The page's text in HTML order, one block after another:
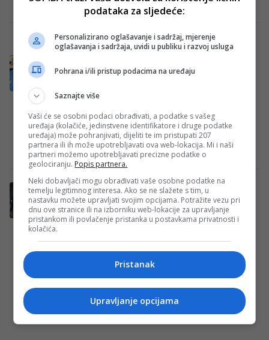
igrača spakovala kofere!
Loš ulazak u proljetni dio sezone natjerao
poteze u svlačionici. Nakon prvenstvenih
poraza od…
Redakcija Sop 19/02/2026
Spremaju se velike promjene u igračkom
kadru FK Željezničar
Prema informacijama koje donosi Klix.ba,
FK Željezničar nakon što je na stadionu
Grbavica održan…
Redakcija Sop·18/02/2026
podataka za sljedeće:
Personalizirano oglašavanje i sadržaj, mjerenje
oglašavanja i sadržaja, uvidi u publiku i razvoj usluga
Pohrana i/ili pristup podacima na uređaju
Saznajte više
Vaši će se osobni podaci obrađivati, a podatke s vašeg
uređaja (kolačiće, jedinstvene identifikatore i druge podatke
uređaja) može pohranjivati, dijeliti te im pristupati 207
partnera ili ih može upotrebljavati ova web-lokacija. Mi i naši
partneri možemo upotrebljavati precizne podatke o
geolociranju. Popis partnera.
Neki dobavljači mogu obrađivati vaše osobne podatke na
temelju legitimnog interesa. Ako se ne slažete s tim, u
nastavku možete upravljati svojim opcijama. Potražite vezu pri
dnu ove stranice ili na izborniku web-lokacije za upravljanje
pristankom ili povlačenje pristanka u postavkama privatnosti i
kolačića.
Pristanak
Upravljanje opcijama